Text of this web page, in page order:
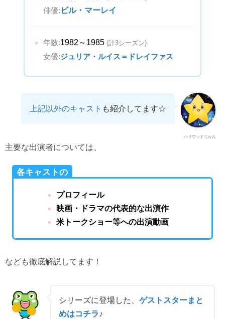
俳優: ビル・マーレイ
年数:1982～1985 (計3シーズン)
女優:ジュリア・ルイス＝ドレイファス
ハリウッドじゅん
上記以外のキャスト も紹介してます☆
主要な出演者については、
各キャストの
プロフィール
映画・ドラマの代表的な出演作
米トークショー等への出演動画
なども徹底解説してます！
シリーズに登場した、 ゲストスターまと
めはコチラ♪